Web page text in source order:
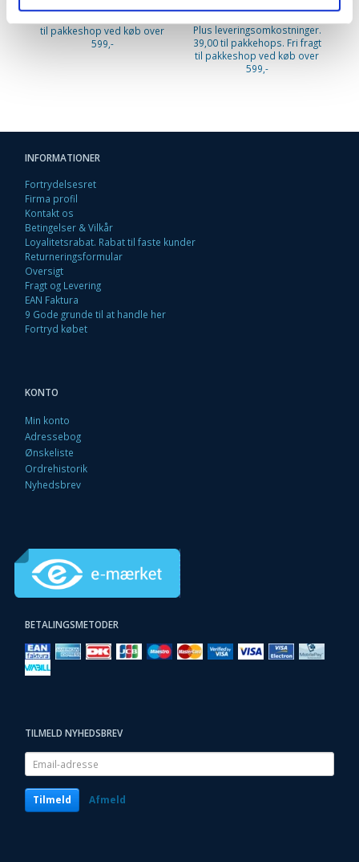
til pakkeshop ved køb over
599,-
Plus leveringsomkostninger.
39,00 til pakkehops. Fri fragt
til pakkeshop ved køb over
599,-
INFORMATIONER
Fortrydelsesret
Firma profil
Kontakt os
Betingelser & Vilkår
Loyalitetsrabat. Rabat til faste kunder
Returneringsformular
Oversigt
Fragt og Levering
EAN Faktura
9 Gode grunde til at handle her
Fortryd købet
KONTO
Min konto
Adressebog
Ønskeliste
Ordrehistorik
Nyhedsbrev
BETALINGSMETODER
TILMELD NYHEDSBREV
Email-
adresse
Tilmeld Afmeld